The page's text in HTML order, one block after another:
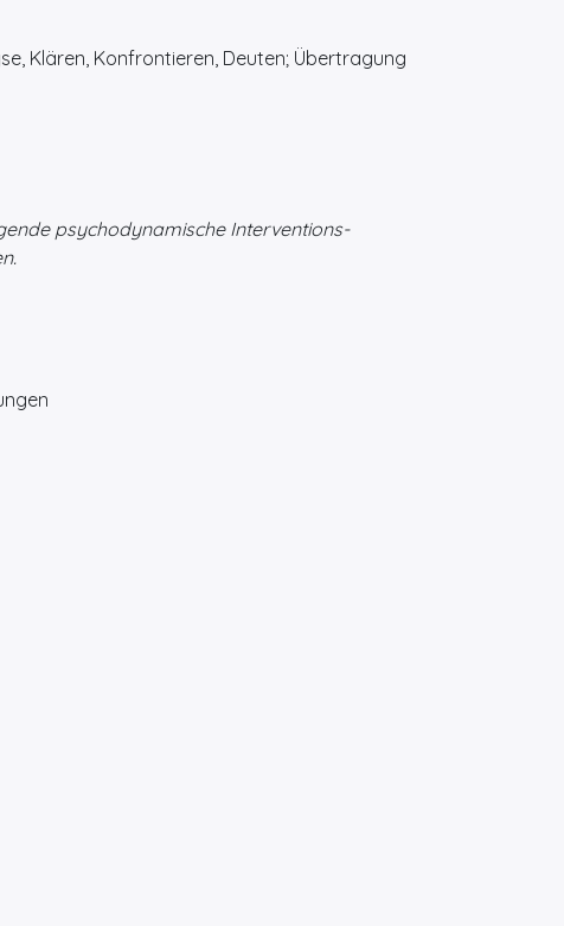
Klären, Konfrontieren, Deuten; Übertragung
psychodynamische Interventions-